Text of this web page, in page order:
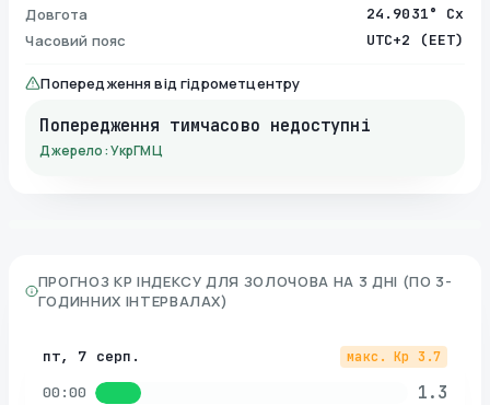
Довгота 24.9031° Сх
Часовий пояс UTC+2 (EET)
Попередження від гідрометцентру
Попередження тимчасово недоступні
Джерело: УкрГМЦ
ПРОГНОЗ KP ІНДЕКСУ ДЛЯ ЗОЛОЧОВА НА 3 ДНІ (ПО 3-
ГОДИННИХ ІНТЕРВАЛАХ)
пт, 7 серп. макс. Kp 3.7
00:00 1.3